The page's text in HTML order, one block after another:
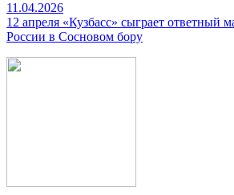
11.04.2026
12 апреля «Кузбасс» сыграет ответный
России в Сосновом бору